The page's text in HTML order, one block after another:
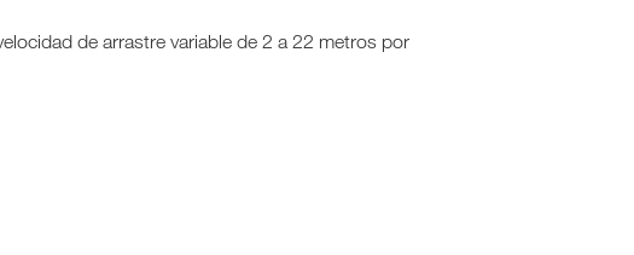
de arrastre variable de 2 a 22 metros por